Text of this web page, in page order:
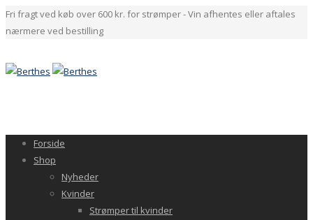
Fri fragt ved køb over 600 kr. for strømper - Vin afhentes eller aftales
nærmere ved bestilling
Forside
Shop
Nyheder
Kvinder
Strømper til kvinder